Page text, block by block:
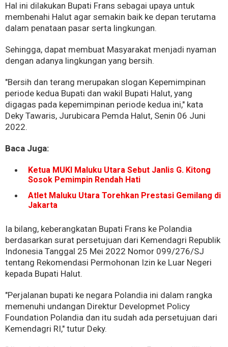
Hal ini dilakukan Bupati Frans sebagai upaya untuk
membenahi Halut agar semakin baik ke depan terutama
dalam penataan pasar serta lingkungan.
Sehingga, dapat membuat Masyarakat menjadi nyaman
dengan adanya lingkungan yang bersih.
"Bersih dan terang merupakan slogan Kepemimpinan
periode kedua Bupati dan wakil Bupati Halut, yang
digagas pada kepemimpinan periode kedua ini," kata
Deky Tawaris, Jurubicara Pemda Halut, Senin 06 Juni
2022.
Baca Juga:
Ketua MUKI Maluku Utara Sebut Janlis G. Kitong
Sosok Pemimpin Rendah Hati
Atlet Maluku Utara Torehkan Prestasi Gemilang di
Jakarta
Ia bilang, keberangkatan Bupati Frans ke Polandia
berdasarkan surat persetujuan dari Kemendagri Republik
Indonesia Tanggal 25 Mei 2022 Nomor 099/276/SJ
tentang Rekomendasi Permohonan Izin ke Luar Negeri
kepada Bupati Halut.
"Perjalanan bupati ke negara Polandia ini dalam rangka
memenuhi undangan Direktur Developmet Policy
Foundation Polandia dan itu sudah ada persetujuan dari
Kemendagri RI," tutur Deky.